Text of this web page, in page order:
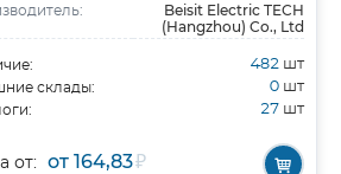
Beisit Electric TECH
(Hangzhou) Co., Ltd
482 шт
склады: 0 шт
27 шт
от: от 164,83₽